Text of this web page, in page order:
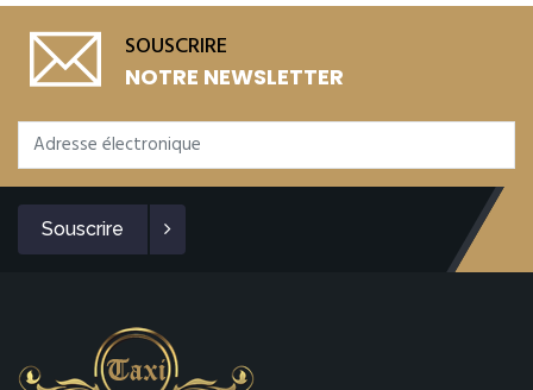
SOUSCRIRE
NOTRE NEWSLETTER
Souscrire